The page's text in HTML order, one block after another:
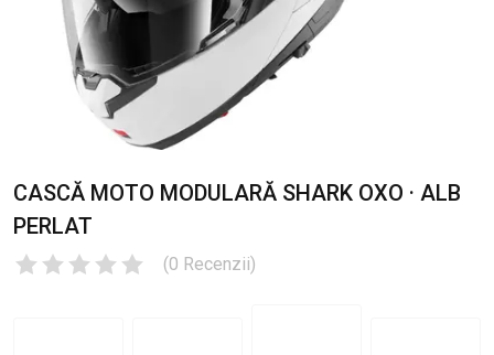
CASCĂ MOTO MODULARĂ SHARK OXO · ALB
PERLAT
(0 Recenzii)